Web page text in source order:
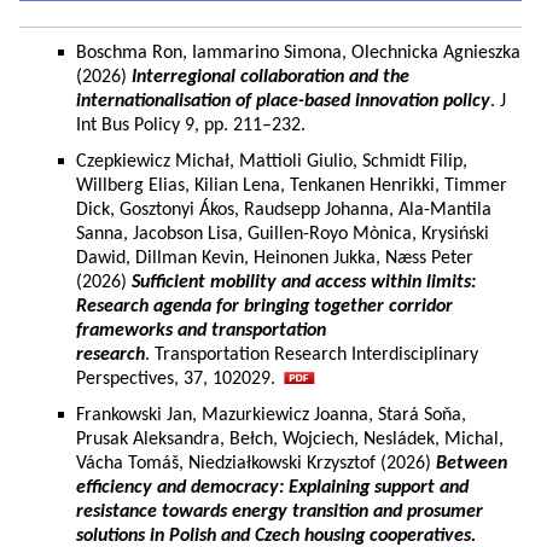
Boschma Ron, Iammarino Simona, Olechnicka Agnieszka
(2026) Interregional collaboration and the
internationalisation of place-based innovation policy. J
Int Bus Policy 9, pp. 211–232.
Czepkiewicz Michał, Mattioli Giulio, Schmidt Filip,
Willberg Elias, Kilian Lena, Tenkanen Henrikki, Timmer
Dick, Gosztonyi Ákos, Raudsepp Johanna, Ala-Mantila
Sanna, Jacobson Lisa, Guillen-Royo Mònica, Krysiński
Dawid, Dillman Kevin, Heinonen Jukka, Næss Peter
(2026) Sufficient mobility and access within limits:
Research agenda for bringing together corridor
frameworks and transportation
research. Transportation Research Interdisciplinary
Perspectives, 37, 102029.
Frankowski Jan, Mazurkiewicz Joanna, Stará Soňa,
Prusak Aleksandra, Bełch, Wojciech, Nesládek, Michal,
Vácha Tomáš, Niedziałkowski Krzysztof (2026) Between
efficiency and democracy: Explaining support and
resistance towards energy transition and prosumer
solutions in Polish and Czech housing cooperatives.